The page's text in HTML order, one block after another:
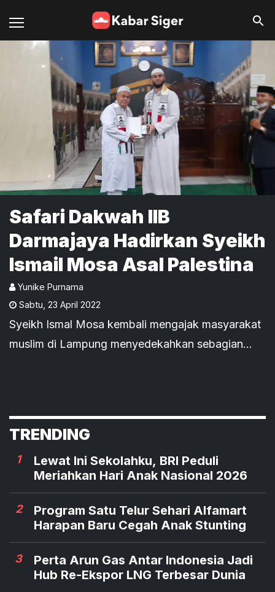
Safari Dakwah IIB
Darmajaya Hadirkan Syeikh
Ismail Mosa Asal Palestina
Yunike Purnama
Sabtu 23 April 2022
Syeikh Ismal Mosa kembali mengajak masyarakat
muslim di Lampung menyedekahkan sebagian
TRENDING
1
Lewat Ini Sekolahku, BRI Peduli
Meriahkan Hari Anak Nasional 2026
2
Program Satu Telur Sehari Alfamart
Harapan Baru Cegah Anak Stunting
3
Perta Arun Gas Antar Indonesia Jadi
Hub Re-Ekspor LNG Terbesar Dunia